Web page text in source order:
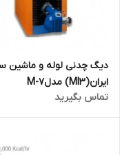
دیگ چدنی لوله و ماشین
ایران(MI3) مدلM-7
تماس بگیرید